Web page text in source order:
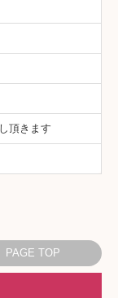
頂きます
PAGE TOP